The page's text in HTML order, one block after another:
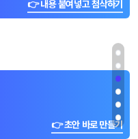
👉 내용 붙여넣고 첨삭하기
👉 초안 바로 만들기